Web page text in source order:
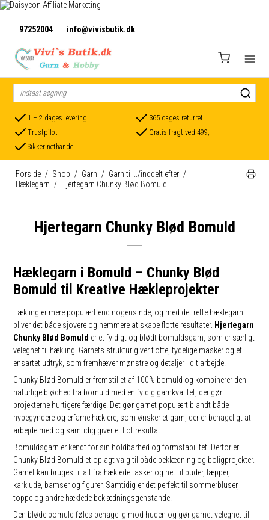
97252004 info@vivisbutik.dk
1 – 2 dages levering
365 dages returret
Trustpilot
Gratis fragt ved 499,-
Sikker nethandel
Forside / Shop / Garn / Garn til ../inddelt efter /
Hæklegarn / Hjertegarn Chunky Blød Bomuld
Hjertegarn Chunky Blød Bomuld
Hæklegarn i Bomuld – Chunky Blød
Bomuld til Kreative Hækleprojekter
Hækling er mere populært end nogensinde, og med det rette hæklegarn
bliver det både sjovere og nemmere at skabe flotte resultater. Hjertegarn
Chunky Blød Bomuld er et fyldigt og blødt bomuldsgarn, som er særligt
velegnet til hækling. Garnets struktur giver flotte, tydelige masker og et
ensartet udtryk, som fremhæver mønstre og detaljer i dit arbejde.
Chunky Blød Bomuld er fremstillet af 100% bomuld og kombinerer den
naturlige blødhed fra bomuld med en fyldig garnkvalitet, der gør
projekterne hurtigere færdige. Det gør garnet populært blandt både
nybegyndere og erfarne hæklere, som ønsker et garn, der er behageligt at
arbejde med og samtidig giver et flot resultat.
Bomuldsgarn er kendt for sin holdbarhed og formstabilitet. Derfor er
Chunky Blød Bomuld et oplagt valg til både beklædning og boligprojekter.
Garnet kan bruges til alt fra hæklede tasker og net til puder, tæpper,
karklude, bamser og figurer. Samtidig er det perfekt til sommerbluser,
toppe og andre hæklede beklædningsgenstande.
Den bløde bomuld føles behagelig mod huden og gør garnet velegnet til